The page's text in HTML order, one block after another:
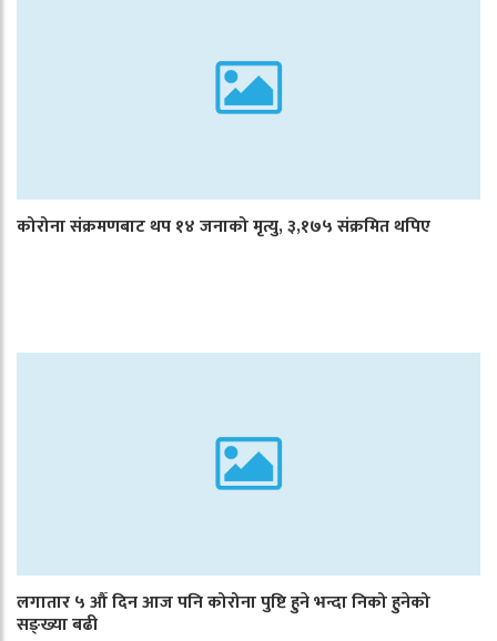
कोरोना संक्रमणबाट थप १४ जनाको मृत्यु, ३,१७५ संक्रमित थपिए
लगातार ५ औँ दिन आज पनि कोरोना पुष्टि हुने भन्दा निको हुनेको
सङ्ख्या बढी